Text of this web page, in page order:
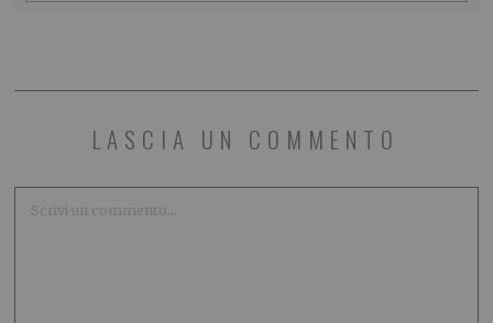
LASCIA UN COMMENTO